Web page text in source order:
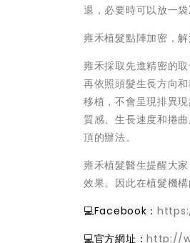
退，必要時可以放一
雍禾植髮點陣加密，
雍禾採取先進精密的
再依照頭髮生長方向
移植，不會呈現排異
質感、生長速度和捲
頂的辦法。
雍禾植髮醫生提醒大
效果。因此在植髮機
💻Facebook：
💻官方網址：http://